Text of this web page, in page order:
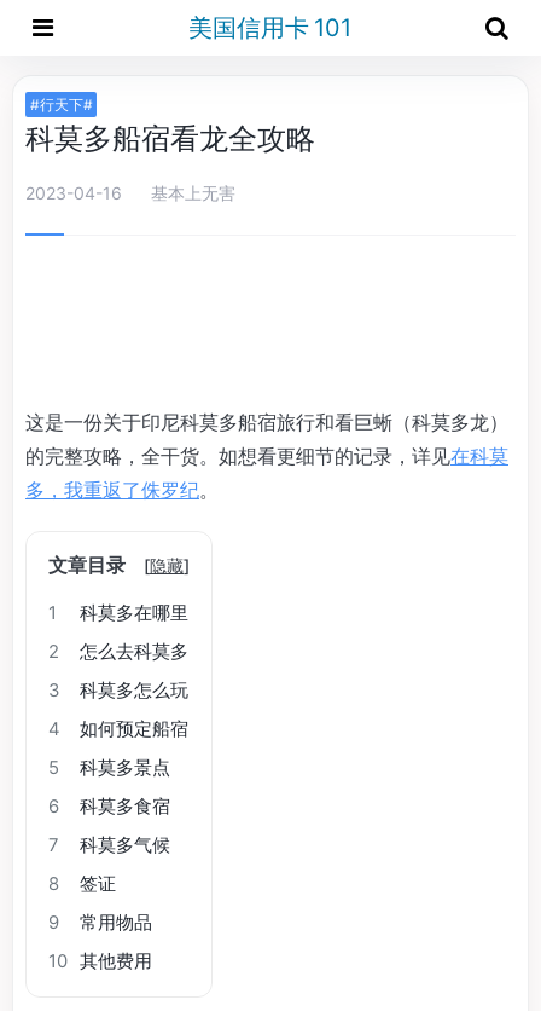
美国信用卡 101
#行天下#
科莫多船宿看龙全攻略
2023-04-16 基本上无害
这是一份关于印尼科莫多船宿旅行和看巨蜥（科莫多龙）
的完整攻略，全干货。如想看更细节的记录，详见在科莫
多，我重返了侏罗纪。
文章目录 [隐藏]
1
科莫多在哪里
2
怎么去科莫多
3
科莫多怎么玩
4
如何预定船宿
5
科莫多景点
6
科莫多食宿
7
科莫多气候
8
签证
9
常用物品
10 其他费用